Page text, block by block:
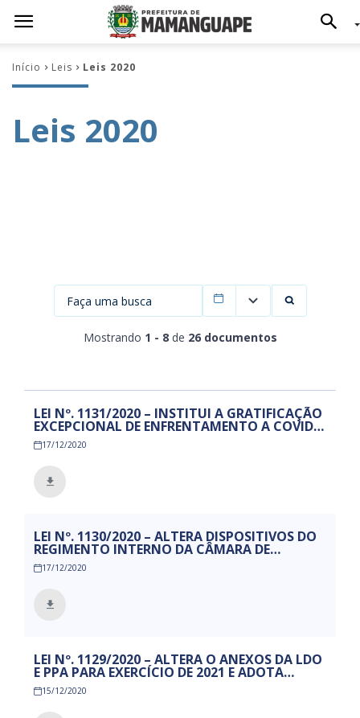
Início Leis Leis 2020
Leis 2020
Mostrando 1 - 8 de 26 documentos
Filtrar por data
LEI Nº. 1131/2020 – INSTITUI A GRATIFICAÇÃO
EXCEPCIONAL DE ENFRENTAMENTO A COVID-
19 – GECOV – PARA OS PROFISSIONAIS DE
SAÚDE E DÁ OUTRAS PROVIDENCIAS.
17/12/2020
LEI Nº. 1130/2020 – ALTERA DISPOSITIVOS DO
REGIMENTO INTERNO DA CÂMARA DE
VEREADORES DE MAMANGUAPE/PB.
17/12/2020
LEI Nº. 1129/2020 – ALTERA O ANEXOS DA LDO
E PPA PARA EXERCÍCIO DE 2021 E ADOTA
OUTRAS PROVIDENCIAS.
15/12/2020